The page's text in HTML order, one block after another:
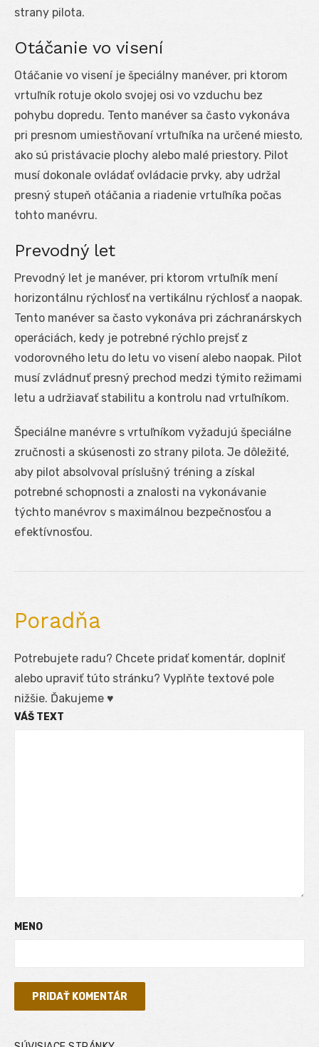
strany pilota.
Otáčanie vo visení
Otáčanie vo visení je špeciálny manéver, pri ktorom
vrtuľník rotuje okolo svojej osi vo vzduchu bez
pohybu dopredu. Tento manéver sa často vykonáva
pri presnom umiestňovaní vrtuľníka na určené miesto,
ako sú pristávacie plochy alebo malé priestory. Pilot
musí dokonale ovládať ovládacie prvky, aby udržal
presný stupeň otáčania a riadenie vrtuľníka počas
tohto manévru.
Prevodný let
Prevodný let je manéver, pri ktorom vrtuľník mení
horizontálnu rýchlosť na vertikálnu rýchlosť a naopak.
Tento manéver sa často vykonáva pri záchranárskych
operáciách, kedy je potrebné rýchlo prejsť z
vodorovného letu do letu vo visení alebo naopak. Pilot
musí zvládnuť presný prechod medzi týmito režimami
letu a udržiavať stabilitu a kontrolu nad vrtuľníkom.
Špeciálne manévre s vrtuľníkom vyžadujú špeciálne
zručnosti a skúsenosti zo strany pilota. Je dôležité,
aby pilot absolvoval príslušný tréning a získal
potrebné schopnosti a znalosti na vykonávanie
týchto manévrov s maximálnou bezpečnosťou a
efektívnosťou.
Poradňa
Potrebujete radu? Chcete pridať komentár, doplniť
alebo upraviť túto stránku? Vyplňte textové pole
nižšie. Ďakujeme ♥
VÁŠ TEXT
MENO